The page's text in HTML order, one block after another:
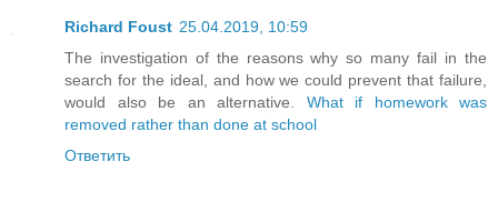
Richard Foust 25.04.2019, 10:59
The investigation of the reasons why so many fail in the
search for the ideal, and how we could prevent that failure,
would also be an alternative. What if homework was
removed rather than done at school
Ответить